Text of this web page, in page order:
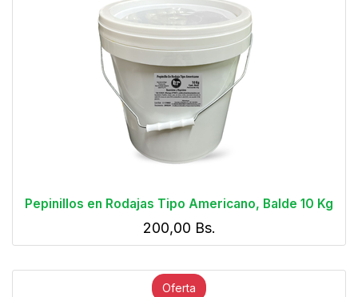
Pepinillos en Rodajas Tipo Americano, Balde 10 Kg
200,00 Bs.
Oferta